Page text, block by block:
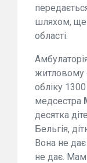
шляхом,
області.
житловому
обліку
медсестра
десятка
Бельгія,
Вона не дає
не дає.